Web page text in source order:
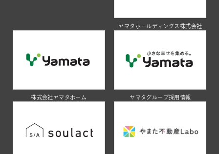
ヤマタホールディングス株式会社
株式会社ヤマタホーム ヤマタグループ採用情報